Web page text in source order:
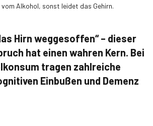
vom Alkohol, sonst leidet das Gehirn.
Hirn weggesoffen“ – dieser
hat einen wahren Kern. Bei
tragen zahlreiche
Einbußen und Demenz